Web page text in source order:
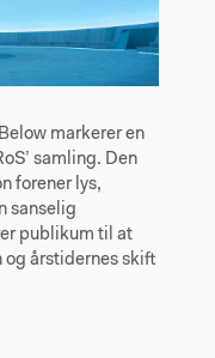
markerer en
samling. Den
forener lys,
sanselig
publikum til at
og årstidernes skift